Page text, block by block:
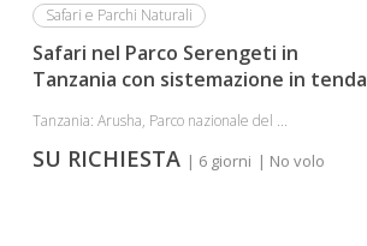
Safari e Parchi Naturali
Safari nel Parco Serengeti in
Tanzania con sistemazione in tenda
Tanzania: Arusha, Parco nazionale del ...
SU RICHIESTA | 6 giorni | No volo